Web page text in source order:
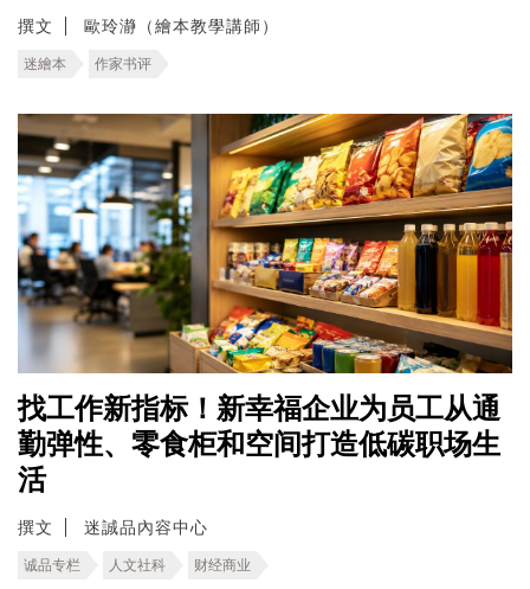
撰文 歐玲瀞（繪本教學講師）
迷繪本 作家书评
找工作新指标！新幸福企业为员工从通
勤弹性、零食柜和空间打造低碳职场生
活
撰文 迷誠品內容中心
诚品专栏 人文社科 财经商业